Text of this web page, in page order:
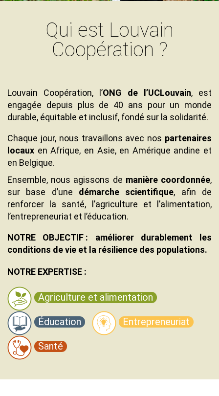
Qui est Louvain
Coopération ?
Texte
Louvain Coopération, l’ONG de l’UCLouvain, est
engagée depuis plus de 40 ans pour un monde
durable, équitable et inclusif, fondé sur la solidarité.
Chaque jour, nous travaillons avec nos partenaires
locaux en Afrique, en Asie, en Amérique andine et
en Belgique.
Texte
Ensemble, nous agissons de manière coordonnée,
sur base d’une démarche scientifique, afin de
renforcer la santé, l’agriculture et l’alimentation,
l’entrepreneuriat et l’éducation.
NOTRE OBJECTIF : améliorer durablement les
conditions de vie et la résilience des populations.
Texte
NOTRE EXPERTISE :
Agriculture et alimentation
Éducation Entrepreneuriat
Santé